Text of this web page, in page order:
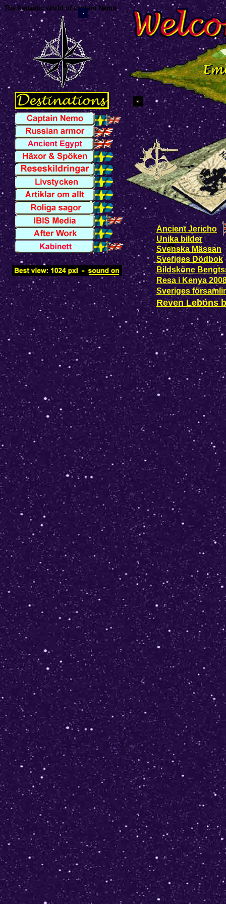
Ancient Jericho
Unika bilder
Svenska Mässan
Sveriges Dödbok
Bildsköne
Resa i Kenya
Sveriges
Reven Lebóns
The fantastic world of captain Nemo